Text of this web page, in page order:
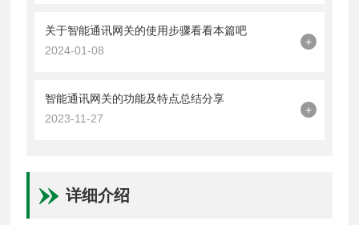
关于智能通讯网关的使用步骤看看本篇吧
2024-01-08
+
智能通讯网关的功能及特点总结分享
2023-11-27
+
详细介绍